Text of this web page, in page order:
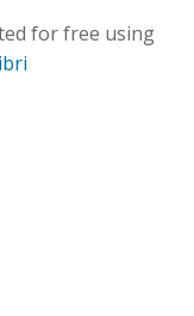
for free using